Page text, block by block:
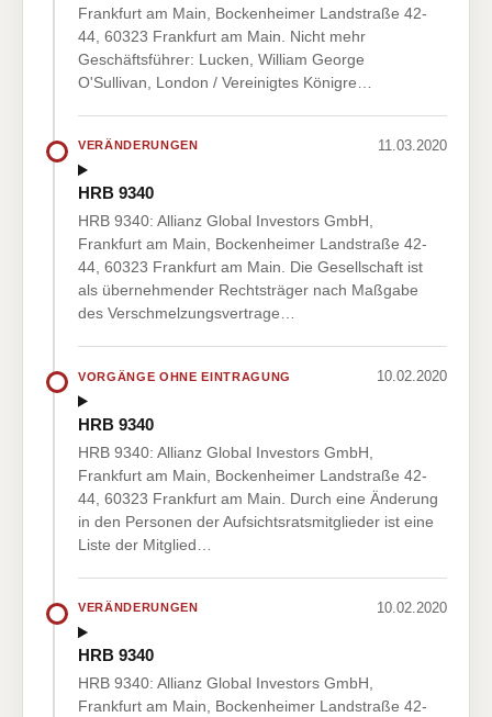
Frankfurt am Main, Bockenheimer Landstraße 42-
44, 60323 Frankfurt am Main. Nicht mehr
Geschäftsführer: Lucken, William George
O'Sullivan, London / Vereinigtes Königre…
VERÄNDERUNGEN 11.03.2020
HRB 9340
HRB 9340: Allianz Global Investors GmbH,
Frankfurt am Main, Bockenheimer Landstraße 42-
44, 60323 Frankfurt am Main. Die Gesellschaft ist
als übernehmender Rechtsträger nach Maßgabe
des Verschmelzungsvertrage…
VORGÄNGE OHNE EINTRAGUNG 10.02.2020
HRB 9340
HRB 9340: Allianz Global Investors GmbH,
Frankfurt am Main, Bockenheimer Landstraße 42-
44, 60323 Frankfurt am Main. Durch eine Änderung
in den Personen der Aufsichtsratsmitglieder ist eine
Liste der Mitglied…
VERÄNDERUNGEN 10.02.2020
HRB 9340
HRB 9340: Allianz Global Investors GmbH,
Frankfurt am Main, Bockenheimer Landstraße 42-